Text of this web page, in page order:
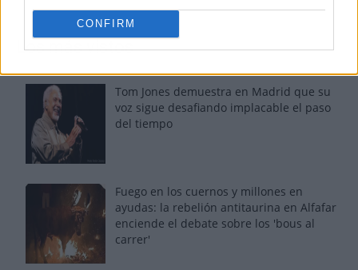
CONFIRM
Los más vistos
Tom Jones demuestra en Madrid que su
voz sigue desafiando implacable el paso
del tiempo
Fuego en los cuernos y millones en
ayudas: la rebelión antitaurina en Alfafar
enciende el debate sobre los 'bous al
carrer'